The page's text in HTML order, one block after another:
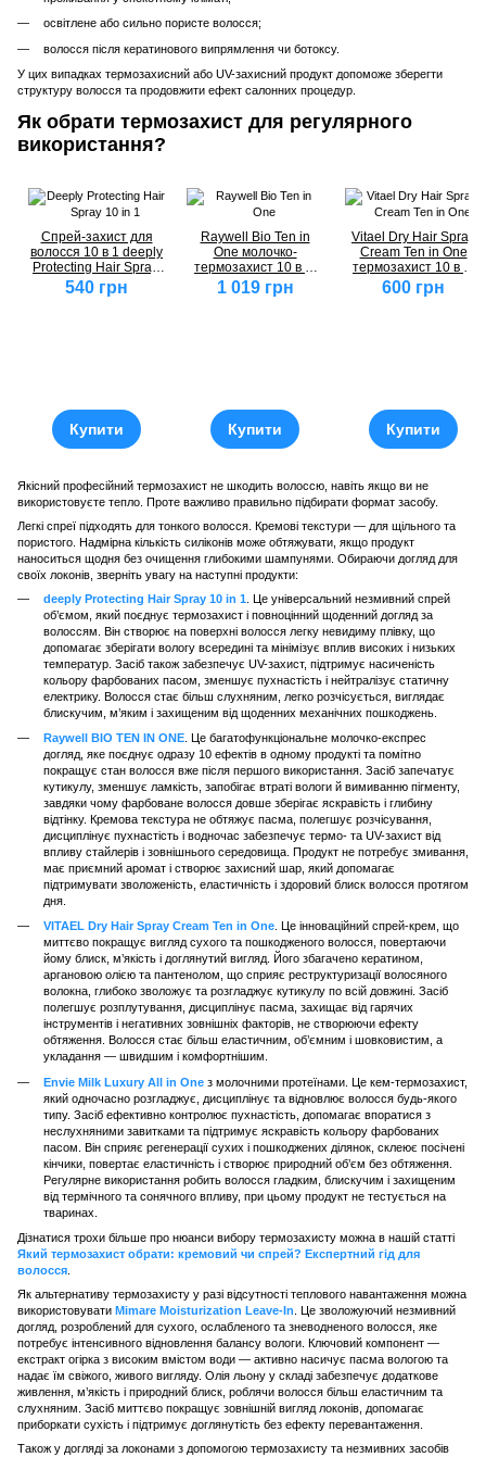
освітлене або сильно пористе волосся;
волосся після кератинового випрямлення чи ботоксу.
У цих випадках термозахисний або UV-захисний продукт допоможе зберегти
структуру волосся та продовжити ефект салонних процедур.
Як обрати термозахист для регулярного
використання?
Спрей-захист для
волосся 10 в 1 deeply
Protecting Hair Spray,
200 мл
540 грн
Купити
Raywell Bio Ten in
One молочко-
термозахист 10 в 1,
200 мл
1 019 грн
Купити
Vitael Dry Hair Spray
Cream Ten in One
термозахист 10 в 1,
150 мл
600 грн
Купити
Якісний професійний термозахист не шкодить волоссю, навіть якщо ви не
використовуєте тепло. Проте важливо правильно підбирати формат засобу.
Легкі спреї підходять для тонкого волосся. Кремові текстури — для щільного та
пористого. Надмірна кількість силіконів може обтяжувати, якщо продукт
наноситься щодня без очищення глибокими шампунями. Обираючи догляд для
своїх локонів, зверніть увагу на наступні продукти:
deeply Protecting Hair Spray 10 in 1 . Це універсальний незмивний спрей
об’ємом, який поєднує термозахист і повноцінний щоденний догляд за
волоссям. Він створює на поверхні волосся легку невидиму плівку, що
допомагає зберігати вологу всередині та мінімізує вплив високих і низьких
температур. Засіб також забезпечує UV-захист, підтримує насиченість
кольору фарбованих пасом, зменшує пухнастість і нейтралізує статичну
електрику. Волосся стає більш слухняним, легко розчісується, виглядає
блискучим, м’яким і захищеним від щоденних механічних пошкоджень.
Raywell BIO TEN IN ONE . Це багатофункціональне молочко-експрес
догляд, яке поєднує одразу 10 ефектів в одному продукті та помітно
покращує стан волосся вже після першого використання. Засіб запечатує
кутикулу, зменшує ламкість, запобігає втраті вологи й вимиванню пігменту,
завдяки чому фарбоване волосся довше зберігає яскравість і глибину
відтінку. Кремова текстура не обтяжує пасма, полегшує розчісування,
дисциплінує пухнастість і водночас забезпечує термо- та UV-захист від
впливу стайлерів і зовнішнього середовища. Продукт не потребує змивання,
має приємний аромат і створює захисний шар, який допомагає
підтримувати зволоженість, еластичність і здоровий блиск волосся протягом
дня.
VITAEL Dry Hair Spray Cream Ten in One . Це інноваційний спрей-крем, що
миттєво покращує вигляд сухого та пошкодженого волосся, повертаючи
йому блиск, м’якість і доглянутий вигляд. Його збагачено кератином,
аргановою олією та пантенолом, що сприяє реструктуризації волосяного
волокна, глибоко зволожує та розгладжує кутикулу по всій довжині. Засіб
полегшує розплутування, дисциплінує пасма, захищає від гарячих
інструментів і негативних зовнішніх факторів, не створюючи ефекту
обтяження. Волосся стає більш еластичним, об’ємним і шовковистим, а
укладання — швидшим і комфортнішим.
Envie Milk Luxury All in One з молочними протеїнами. Це кем-термозахист,
який одночасно розгладжує, дисциплінує та відновлює волосся будь-якого
типу. Засіб ефективно контролює пухнастість, допомагає впоратися з
неслухняними завитками та підтримує яскравість кольору фарбованих
пасом. Він сприяє регенерації сухих і пошкоджених ділянок, склеює посічені
кінчики, повертає еластичність і створює природний об’єм без обтяження.
Регулярне використання робить волосся гладким, блискучим і захищеним
від термічного та сонячного впливу, при цьому продукт не тестується на
тваринах.
Дізнатися трохи більше про нюанси вибору термозахисту можна в нашій статті
Який термозахист обрати: кремовий чи спрей? Експертний гід для
волосся
Як альтернативу термозахисту у разі відсутності теплового навантаження можна
використовувати Mimare Moisturization Leave-In . Це зволожуючий незмивний
догляд, розроблений для сухого, ослабленого та зневодненого волосся, яке
потребує інтенсивного відновлення балансу вологи. Ключовий компонент —
екстракт огірка з високим вмістом води — активно насичує пасма вологою та
надає їм свіжого, живого вигляду. Олія льону у складі забезпечує додаткове
живлення, м’якість і природний блиск, роблячи волосся більш еластичним та
слухняним. Засіб миттєво покращує зовнішній вигляд локонів, допомагає
приборкати сухість і підтримує доглянутість без ефекту перевантаження.
Також у догляді за локонами з допомогою термозахисту та незмивних засобів